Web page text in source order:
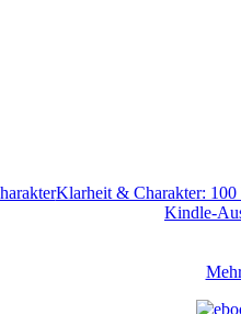
Klarheit & Charakter: 100
Kindle-